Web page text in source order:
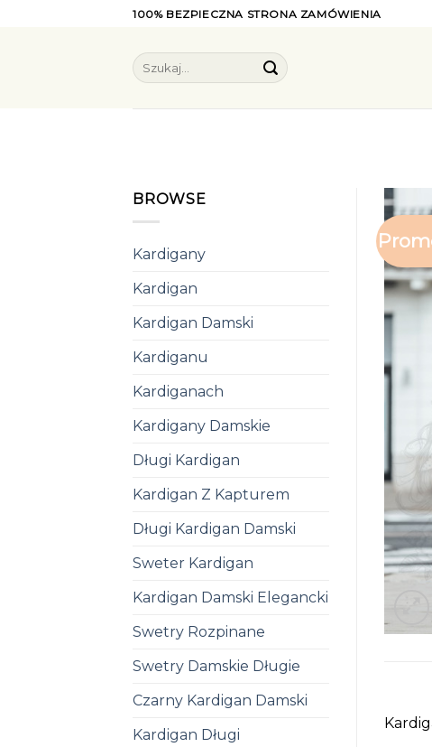
100% BEZPIECZNA STRONA ZAMÓWIENIA
Szukaj:
BROWSE
Kardigany
Kardigan
Kardigan Damski
Kardiganu
Kardiganach
Kardigany Damskie
Długi Kardigan
Kardigan Z Kapturem
Długi Kardigan Damski
Sweter Kardigan
Kardigan Damski Elegancki
Swetry Rozpinane
Swetry Damskie Długie
Czarny Kardigan Damski
Kardigan Długi